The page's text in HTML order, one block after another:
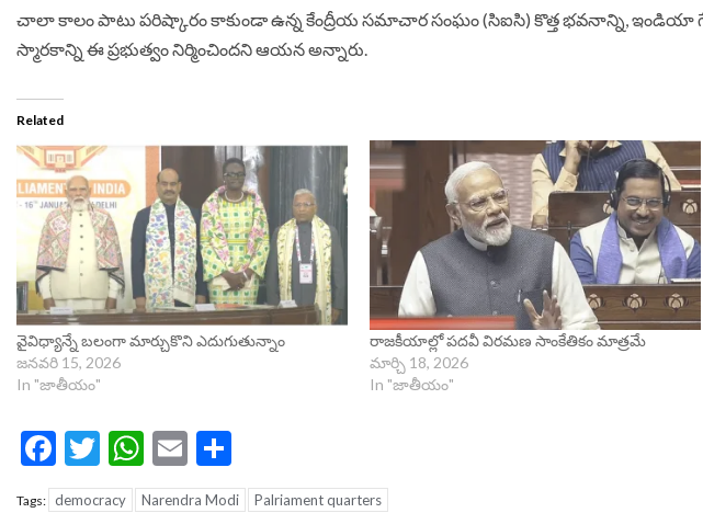
చాలా కాలం పాటు ప‌రిష్కారం కాకుండా ఉన్న కేంద్రీయ స‌మాచార సంఘం (సిఐసి) కొత్త భ‌వ‌నాన్ని, ఇండియా
స్మార‌కాన్ని ఈ ప్ర‌భుత్వం నిర్మించిందని ఆయ‌న అన్నారు.
Related
వైవిధ్యాన్నే బలంగా మార్చుకొని ఎదుగుతున్నాం
జనవరి 15, 2026
In "జాతీయం"
రాజకీయాల్లో పదవీ విరమణ సాంకేతికం మాత్రమే
మార్చి 18, 2026
In "జాతీయం"
Facebook
Twitter
WhatsApp
Email
Tags: democracy Narendra Modi Palriament quarters